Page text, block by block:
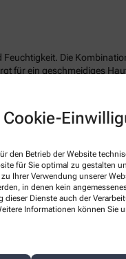
Cookie-
den Betrieb der Website
für Sie optimal zu gestalten
Ihrer Verwendung unserer
in denen kein
Dienste auch der
Informationen können Sie
Die
für ein geschmeidiges